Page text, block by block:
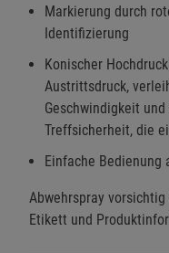
Markierung durch
Identifizierung
Konischer
Austrittsdruck,
Geschwindigkeit
Treffsicherheit, die
Einfache Bedienung
Abwehrspray
Etikett und